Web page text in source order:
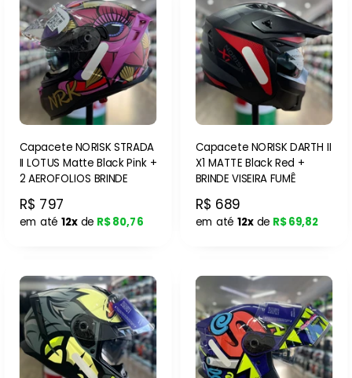
Capacete NORISK STRADA
II LOTUS Matte Black Pink +
2 AEROFOLIOS BRINDE
R$ 797
em até 12xde R$ 80,76
Capacete NORISK DARTH II
X1 MATTE Black Red +
BRINDE VISEIRA FUMÊ
R$ 689
em até 12xde R$ 69,82